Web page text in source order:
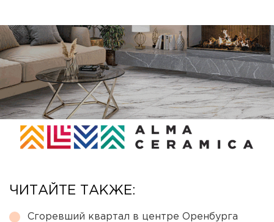
ЧИТАЙТЕ ТАКЖЕ:
Сгоревший квартал в центре Оренбурга